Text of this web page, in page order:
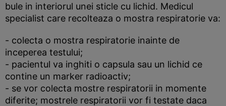
bule in interiorul unei sticle cu lichid. Medicul
specialist care recolteaza o mostra respiratorie va:
- colecta o mostra respiratorie inainte de
inceperea testului;
- pacientul va inghiti o capsula sau un lichid ce
contine un marker radioactiv;
- se vor colecta mostre respiratorii in momente
diferite; mostrele respiratorii vor fi testate daca